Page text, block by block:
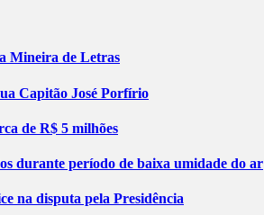
Mineira de Letras
Capitão José Porfírio
de R$ 5 milhões
durante período de baixa umidade do ar
na disputa pela Presidência